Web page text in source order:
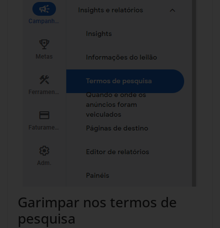
Garimpar nos termos de
pesquisa